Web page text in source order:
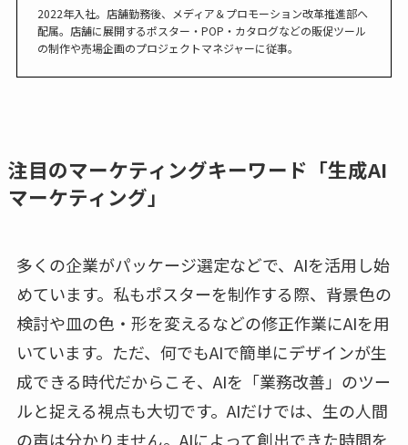
2022年入社。店舗勤務後、メディア＆プロモーション改革推進部へ
配属。店舗に展開するポスター・POP・カタログなどの販促ツール
の制作や売場企画のプロジェクトマネジャーに従事。
注目のマーケティングキーワード「生成AI
マーケティング」
多くの企業がパッケージ選定などで、AIを活用し始
めています。私もポスターを制作する際、背景色の
検討や皿の色・形を変えるなどの修正作業にAIを用
いています。ただ、何でもAIで簡単にデザインが生
成できる時代だからこそ、AIを「業務改善」のツー
ルと捉える視点も大切です。AIだけでは、生の人間
の声は分かりません。AIによって創出できた時間を